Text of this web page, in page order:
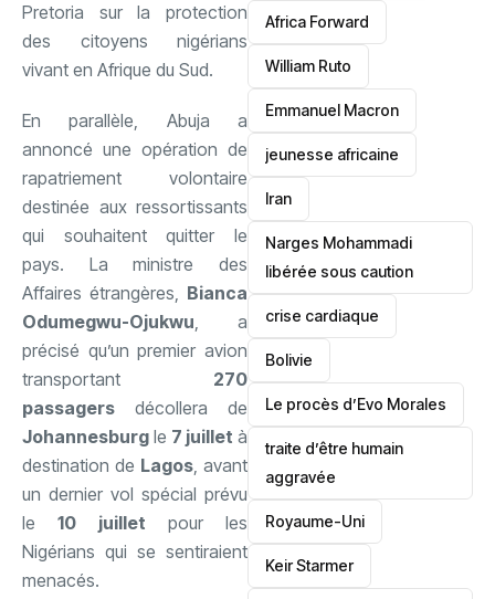
Pretoria sur la protection
des citoyens nigérians
vivant en Afrique du Sud.
En parallèle, Abuja a
annoncé une opération de
rapatriement volontaire
destinée aux ressortissants
qui souhaitent quitter le
pays. La ministre des
Affaires étrangères, Bianca
Odumegwu-Ojukwu, a
précisé qu’un premier avion
transportant 270
passagers décollera de
Johannesburg le 7 juillet à
destination de Lagos, avant
un dernier vol spécial prévu
le10 juillet pour les
Nigérians qui se sentiraient
menacés.
‎Africa Forward
William Ruto
Emmanuel Macron
jeunesse africaine
‎Iran
Narges Mohammadi
libérée sous caution
crise cardiaque
‎Bolivie
Le procès d’Evo Morales
traite d’être humain
aggravée
‎Royaume-Uni
Keir Starmer